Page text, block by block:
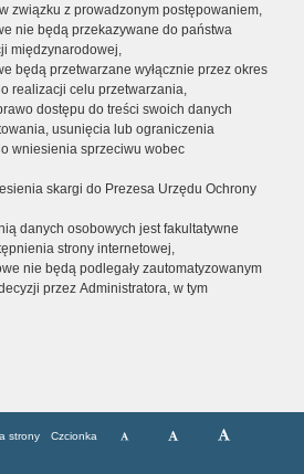
związku z prowadzonym postępowaniem,
nie będą przekazywane do państwa
międzynarodowej,
będą przetwarzane wyłącznie przez okres
realizacji celu przetwarzania,
dostępu do treści swoich danych
usunięcia lub ograniczenia
wniesienia sprzeciwu wobec
skargi do Prezesa Urzędu Ochrony
danych osobowych jest fakultatywne
strony internetowej,
nie będą podlegały zautomatyzowanym
przez Administratora, w tym
strony Czcionka